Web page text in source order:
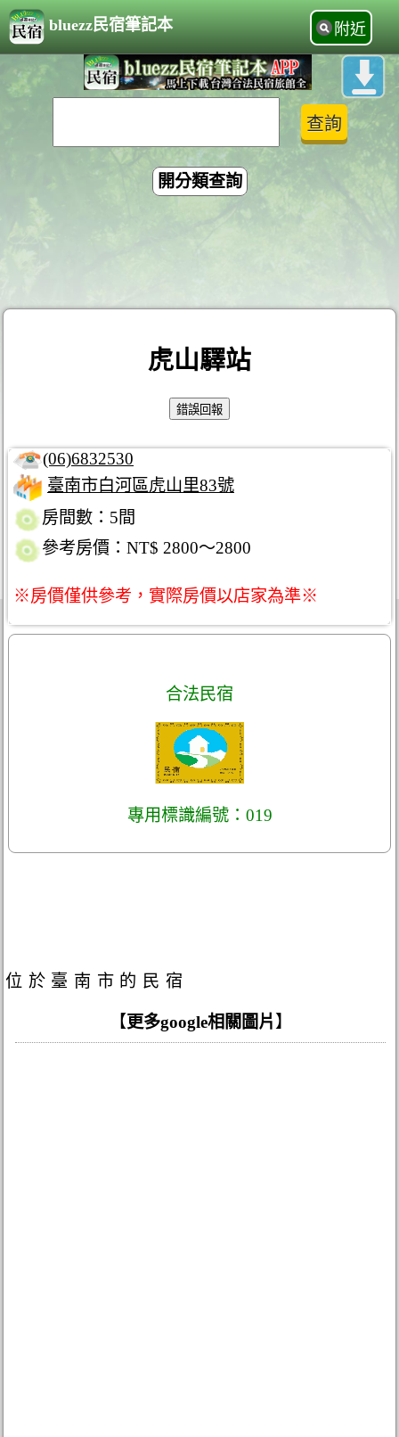
bluezz民宿筆記本 附近
開分類查詢
虎山驛站
(06)6832530
臺南市白河區虎山里83號
房間數：5間
參考房價：NT$ 2800～2800
※房價僅供參考，實際房價以店家為準※
合法民宿
專用標識編號：019
位於臺南市的民宿
【更多google相關圖片 】